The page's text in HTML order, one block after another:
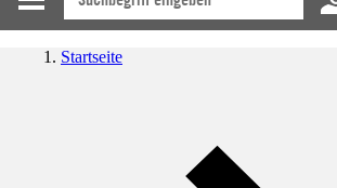
Startseite